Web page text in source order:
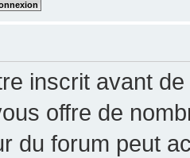
inscrit avant
offre de
du forum peut